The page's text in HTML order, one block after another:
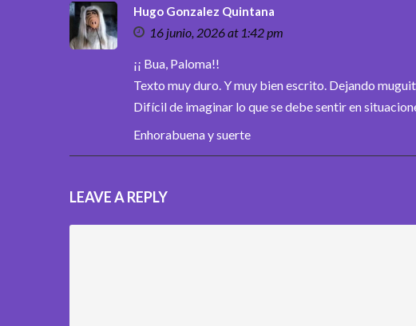
Hugo Gonzalez Quintana
16 junio, 2026 at 1:42 pm
¡¡ Bua, Paloma!!
Texto muy duro. Y muy bien escrito. Dejando
Difícil de imaginar lo que se debe sentir en
Enhorabuena y suerte
LEAVE A REPLY